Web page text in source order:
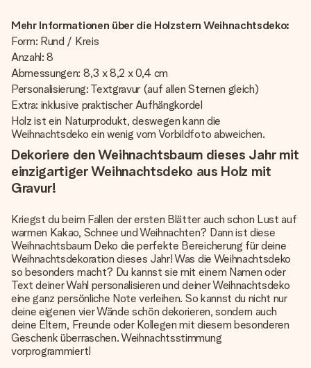
Mehr Informationen über die Holzstern Weihnachtsdeko:
Form: Rund / Kreis
Anzahl: 8
Abmessungen: 8,3 x 8,2 x 0,4 cm
Personalisierung: Textgravur (auf allen Sternen gleich)
Extra: inklusive praktischer Aufhängkordel
Holz ist ein Naturprodukt, deswegen kann die
Weihnachtsdeko ein wenig vom Vorbildfoto abweichen.
Dekoriere den Weihnachtsbaum dieses Jahr mit
einzigartiger Weihnachtsdeko aus Holz mit
Gravur!
Kriegst du beim Fallen der ersten Blätter auch schon Lust auf
warmen Kakao, Schnee und Weihnachten? Dann ist diese
Weihnachtsbaum Deko die perfekte Bereicherung für deine
Weihnachtsdekoration dieses Jahr! Was die Weihnachtsdeko
so besonders macht? Du kannst sie mit einem Namen oder
Text deiner Wahl personalisieren und deiner Weihnachtsdeko
eine ganz persönliche Note verleihen. So kannst du nicht nur
deine eigenen vier Wände schön dekorieren, sondern auch
deine Eltern, Freunde oder Kollegen mit diesem besonderen
Geschenk überraschen. Weihnachtsstimmung
vorprogrammiert!